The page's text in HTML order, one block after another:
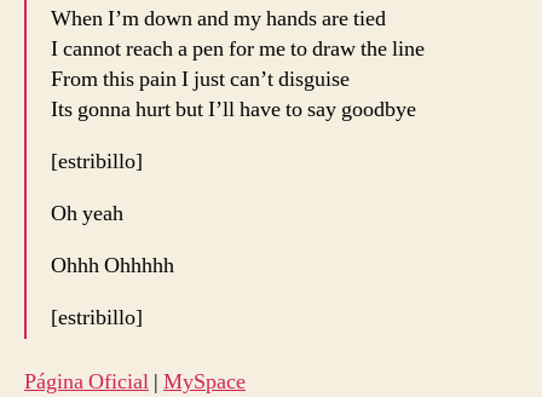
When I’m down and my hands are tied
I cannot reach a pen for me to draw the line
From this pain I just can’t disguise
Its gonna hurt but I’ll have to say goodbye
[estribillo]
Oh yeah
Ohhh Ohhhhh
[estribillo]
Página Oficial | MySpace